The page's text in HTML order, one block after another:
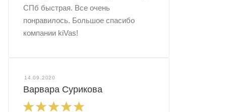
СПб быстрая. Все очень
понравилось. Большое спасибо
компании kiVas!
14.09.2020
Варвара Сурикова